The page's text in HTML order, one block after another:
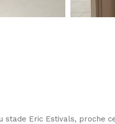
stade Eric Estivals, proche